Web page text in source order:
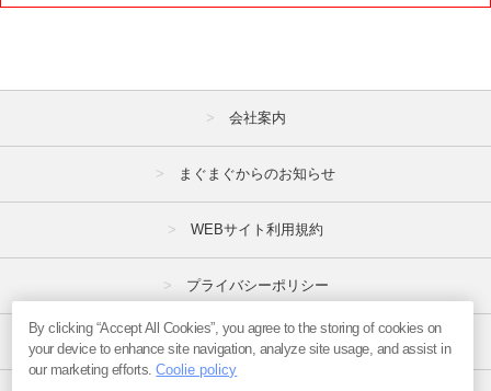
会社案内
まぐまぐからのお知らせ
WEBサイト利用規約
プライバシーポリシー
特定商取引法
By clicking “Accept All Cookies”, you agree to the storing of cookies on
your device to enhance site navigation, analyze site usage, and assist in
our marketing efforts.Coolie policy